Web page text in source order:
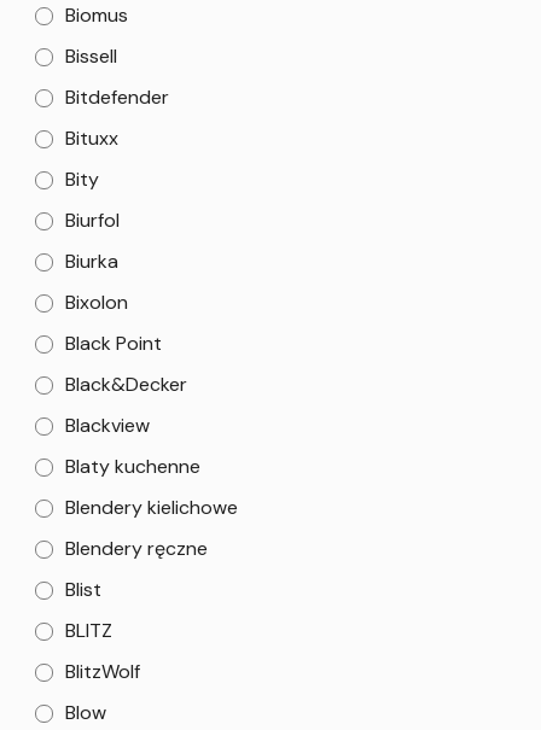
Biomus
Bissell
Bitdefender
Bituxx
Bity
Biurfol
Biurka
Bixolon
Black Point
Black&Decker
Blackview
Blaty kuchenne
Blendery kielichowe
Blendery ręczne
Blist
BLITZ
BlitzWolf
Blow